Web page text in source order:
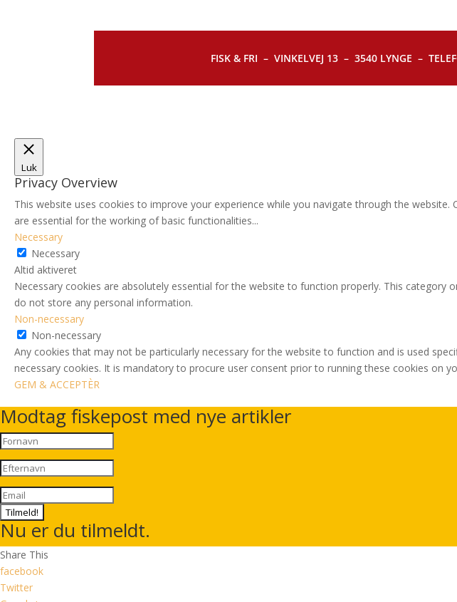
FISK & FRI – VINKELVEJ 13 – 3540 LYNGE –
Luk
Privacy Overview
This website uses cookies to improve your experience while you navigate through the
are essential for the working of basic functionalities...
Necessary
Necessary
Altid aktiveret
Necessary cookies are absolutely essential for the website to function properly. This
do not store any personal information.
Non-necessary
Non-necessary
Any cookies that may not be particularly necessary for the website to function and is used
necessary cookies. It is mandatory to procure user consent prior to running these cookies on
GEM & ACCEPTÈR
Modtag fiskepost med nye artikler
Tilmeld!
Nu er du tilmeldt.
Share This
facebook
Twitter